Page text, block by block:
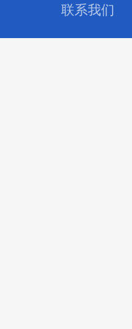
联系我们